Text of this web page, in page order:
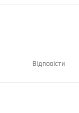
Відповісти